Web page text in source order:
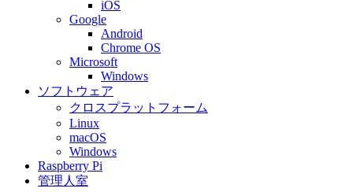
iOS
Google
Android
Chrome OS
Microsoft
Windows
ソフトウェア
クロスプラットフォーム
Linux
macOS
Windows
Raspberry Pi
管理人室